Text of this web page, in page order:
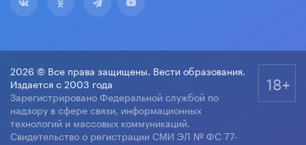
2026 © Все права защищены. Вести образования.
Издается с 2003 года
Зарегистрировано Федеральной службой по
надзору в сфере связи, информационных
технологий и массовых коммуникаций.
Свидетельство о регистрации СМИ ЭЛ № ФС 77-
18+